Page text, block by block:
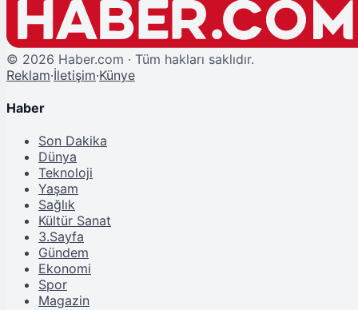
© 2026 Haber.com · Tüm hakları saklıdır.
Reklam·İletişim·Künye
Haber
Son Dakika
Dünya
Teknoloji
Yaşam
Sağlık
Kültür Sanat
3.Sayfa
Gündem
Ekonomi
Spor
Magazin